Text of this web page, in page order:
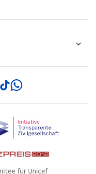
Linkedin
TikTok
Spenden-Siegel
für Unicef